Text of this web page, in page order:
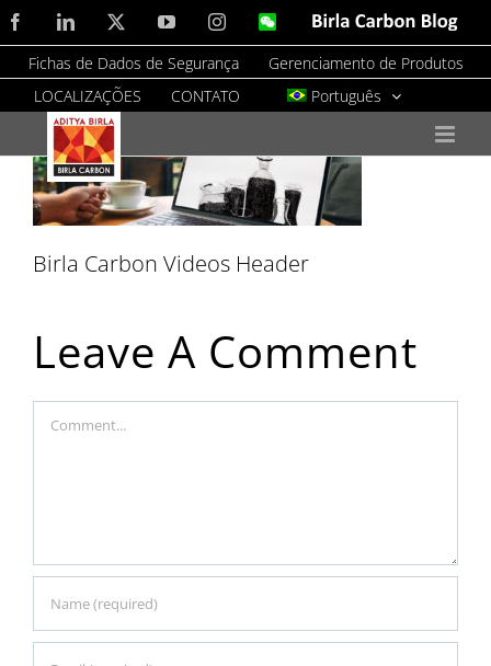
Skip
to
content
FacebookLinkedIn YouTubeInstagramWeChatBirla
Blog
Fichas de Dados de Segurança
Gerenciamento de Produtos
LOCALIZAÇÕES
CONTATO Português
Birla Carbon Videos Header
Leave A Comment
Comment